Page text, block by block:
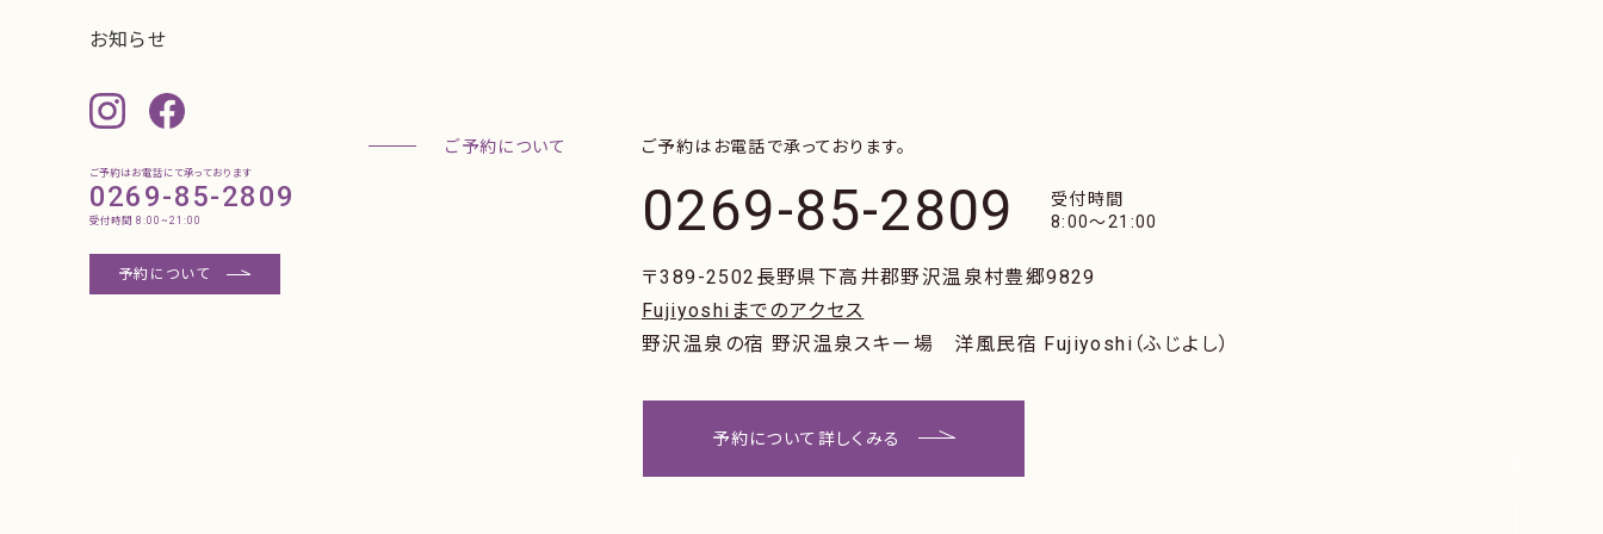
ご予約はお電話にて承っております
0269-85-2809
受付時間 8:00~21:00
予約について
ご予約はお電話で承っております。
0269-85-2809
受付時間
8:00〜21:00
〒389-2502 長野県下高井郡野沢温泉村豊郷9829
Fujiyoshiまでのアクセス
野沢温泉の宿 野沢温泉スキー場 洋風民宿 Fujiyoshi（ふじよし）
予約について詳しくみる